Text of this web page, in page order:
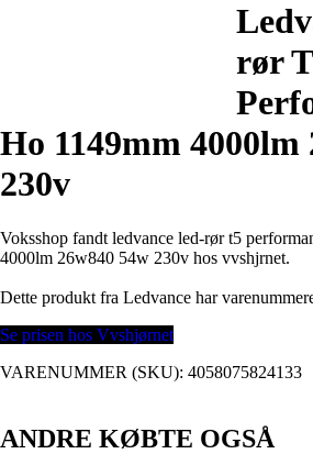
rør
Ho 1149mm 4000lm
230v
Voksshop fandt ledvance led-rør t5
4000lm 26w840 54w 230v hos vvshjrnet.
Dette produkt fra Ledvance har
Se prisen hos Vvshjørnet
VARENUMMER (SKU): 4058075824133
ANDRE KØBTE OGSÅ